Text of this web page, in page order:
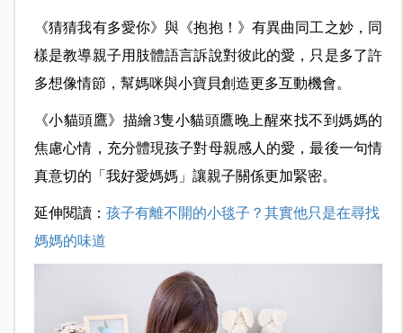
《猜猜我有多愛你》與《抱抱！》有異曲同工之妙，同
樣是教導親子用肢體語言訴說對彼此的愛，只是多了許
多想像情節，幫媽咪與小寶貝創造更多互動機會。
《小貓頭鷹》描繪3隻小貓頭鷹晚上醒來找不到媽媽的
焦慮心情，充分體現孩子對母親感人的愛，最後一句情
真意切的「我好愛媽媽」讓親子關係更加緊密。
延伸閱讀： 孩子有離不開的小毯子？其實他只是在尋找
媽媽的味道